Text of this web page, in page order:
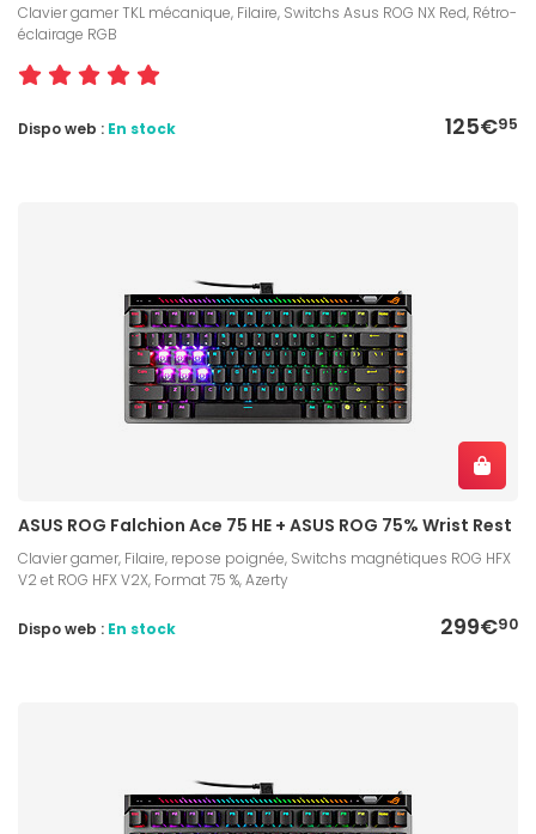
Clavier gamer TKL mécanique, Filaire, Switchs Asus ROG NX Red, Rétro-
éclairage RGB
125€95
Dispo web : En stock
ASUS ROG Falchion Ace 75 HE + ASUS ROG 75% Wrist Rest
Clavier gamer, Filaire, repose poignée, Switchs magnétiques ROG HFX
V2 et ROG HFX V2X, Format 75 %, Azerty
299€90
Dispo web : En stock